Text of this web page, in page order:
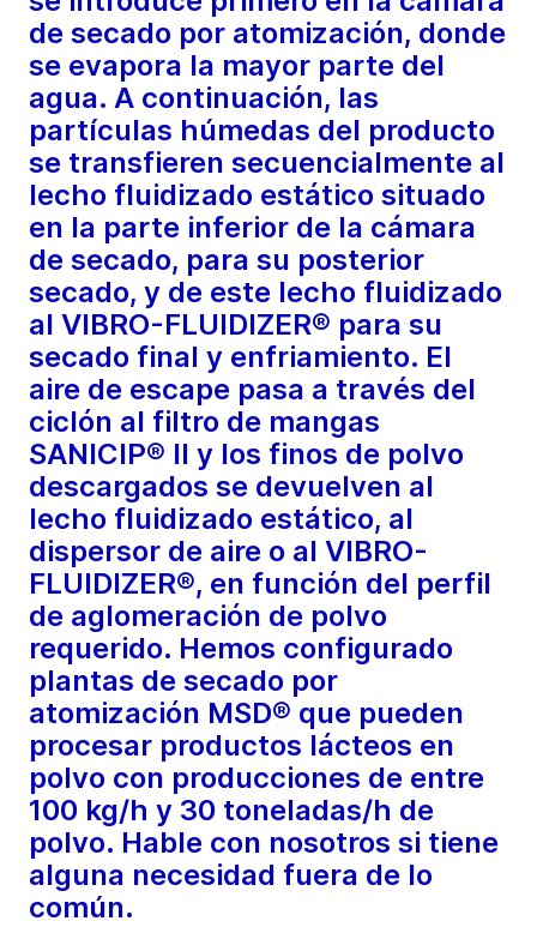
de secado por atomización, donde
se evapora la mayor parte del
agua. A continuación, las
partículas húmedas del producto
se transfieren secuencialmente al
lecho fluidizado estático situado
en la parte inferior de la cámara
de secado, para su posterior
secado, y de este lecho fluidizado
al VIBRO-FLUIDIZER® para su
secado final y enfriamiento. El
aire de escape pasa a través del
ciclón al filtro de mangas
SANICIP® II y los finos de polvo
descargados se devuelven al
lecho fluidizado estático, al
dispersor de aire o al VIBRO-
FLUIDIZER®, en función del perfil
de aglomeración de polvo
requerido. Hemos configurado
plantas de secado por
atomización MSD® que pueden
procesar productos lácteos en
polvo con producciones de entre
100 kg/h y 30 toneladas/h de
polvo. Hable con nosotros si tiene
alguna necesidad fuera de lo
común.